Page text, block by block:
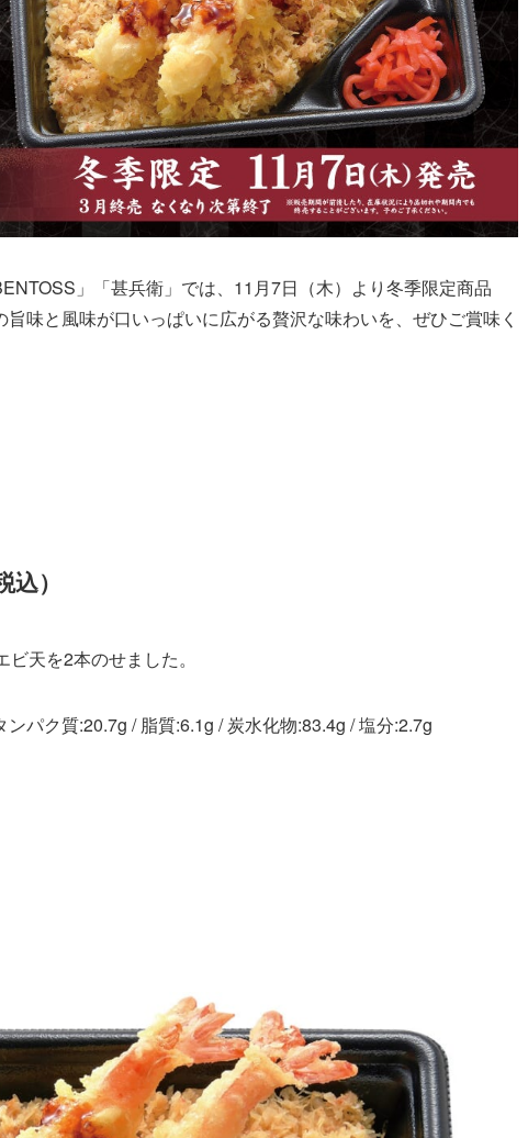
」「甚兵衛」では、11月7日（木）より冬季限定商品
旨味と風味が口いっぱいに広がる贅沢な味わいを、ぜひご賞味く
）
天を2本のせました。
パク質:20.7g / 脂質:6.1g / 炭水化物:83.4g / 塩分:2.7g